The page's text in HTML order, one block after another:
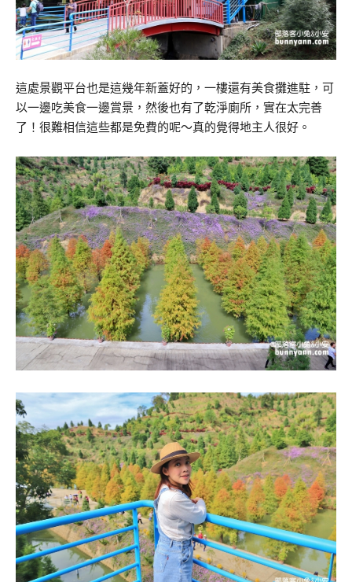
這處景觀平台也是這幾年新蓋好的，一樓還有美食攤進駐，可
以一邊吃美食一邊賞景，然後也有了乾淨廁所，實在太完善
了！很難相信這些都是免費的呢～真的覺得地主人很好。